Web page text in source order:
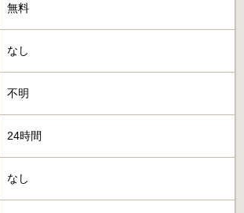
無料
なし
不明
24時間
なし